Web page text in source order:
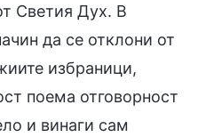
Светия Дух. В
да се отклони от
избраници,
поема отговорност
и винаги сам